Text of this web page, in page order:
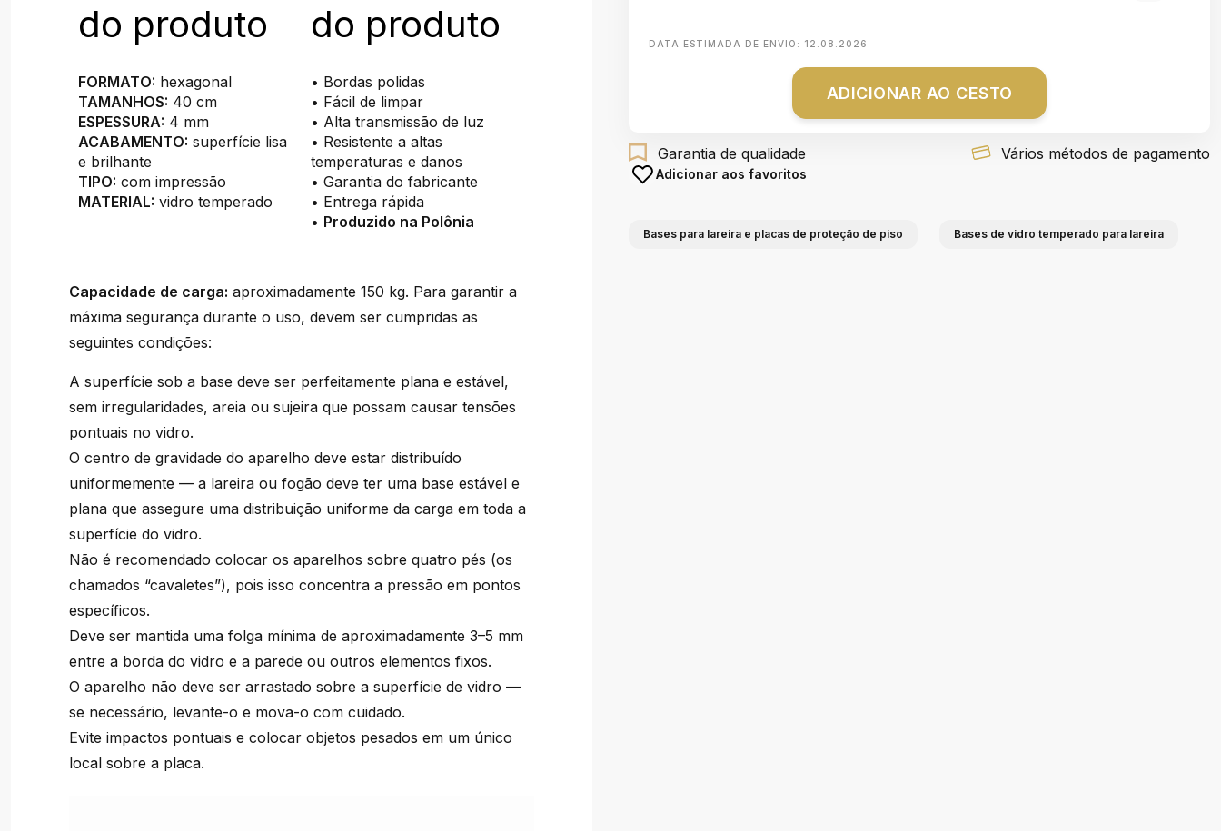
do produto
FORMATO: hexagonal
TAMANHOS: 40 cm
ESPESSURA: 4 mm
ACABAMENTO: superfície lisa
e brilhante
TIPO: com impressão
MATERIAL: vidro temperado
do produto
• Bordas polidas
• Fácil de limpar
• Alta transmissão de luz
• Resistente a altas
temperaturas e danos
• Garantia do fabricante
• Entrega rápida
• Produzido na Polônia
Capacidade de carga: aproximadamente 150 kg. Para garantir a
máxima segurança durante o uso, devem ser cumpridas as
seguintes condições:
A superfície sob a base deve ser perfeitamente plana e estável,
sem irregularidades, areia ou sujeira que possam causar tensões
pontuais no vidro.
O centro de gravidade do aparelho deve estar distribuído
uniformemente — a lareira ou fogão deve ter uma base estável e
plana que assegure uma distribuição uniforme da carga em toda a
superfície do vidro.
Não é recomendado colocar os aparelhos sobre quatro pés (os
chamados “cavaletes”), pois isso concentra a pressão em pontos
específicos.
Deve ser mantida uma folga mínima de aproximadamente 3–5 mm
entre a borda do vidro e a parede ou outros elementos fixos.
O aparelho não deve ser arrastado sobre a superfície de vidro —
se necessário, levante-o e mova-o com cuidado.
Evite impactos pontuais e colocar objetos pesados em um único
local sobre a placa.
DATA ESTIMADA DE ENVIO: 12.08.2026
ADICIONAR AO CESTO
Garantia de qualidade Vários métodos de pagamento
Adicionar aos favoritos
Bases para lareira e placas de proteção de piso Bases de vidro temperado para lareira